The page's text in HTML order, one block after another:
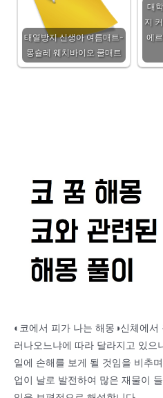
태열방지 신생아 여름매트-
몽슐레 웨치바이오 쿨매트
대
지
에
◐코에서 피가 나는 해몽◑신체에
러나오느냐에 따라 달라지고 있으
일에 손해를 보게 될 것임을 비추
업이 날로 발전하여 많은 재물이